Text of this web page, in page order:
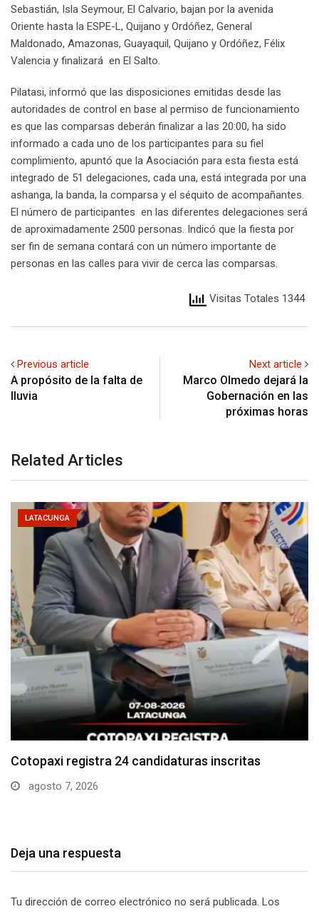
Sebastián, Isla Seymour, El Calvario, bajan por la avenida
Oriente hasta la ESPE-L, Quijano y Ordóñez, General
Maldonado, Amazonas, Guayaquil, Quijano y Ordóñez, Félix
Valencia y finalizará en El Salto.
Pilatasi, informó que las disposiciones emitidas desde las
autoridades de control en base al permiso de funcionamiento
es que las comparsas deberán finalizar a las 20:00, ha sido
informado a cada uno de los participantes para su fiel
complimiento, apuntó que la Asociación para esta fiesta está
integrado de 51 delegaciones, cada una, está integrada por una
ashanga, la banda, la comparsa y el séquito de acompañantes.
El número de participantes en las diferentes delegaciones será
de aproximadamente 2500 personas. Indicó que la fiesta por
ser fin de semana contará con un número importante de
personas en las calles para vivir de cerca las comparsas.
Visitas Totales 1344
Previous article
A propósito de la falta de
lluvia
Next article
Marco Olmedo dejará la
Gobernación en las
próximas horas
Related Articles
LATACUNGA
Parque Nacional Cotopaxi espera alta afluencia de
visitantes…
Deja una respuesta
Tu dirección de correo electrónico no será publicada. Los